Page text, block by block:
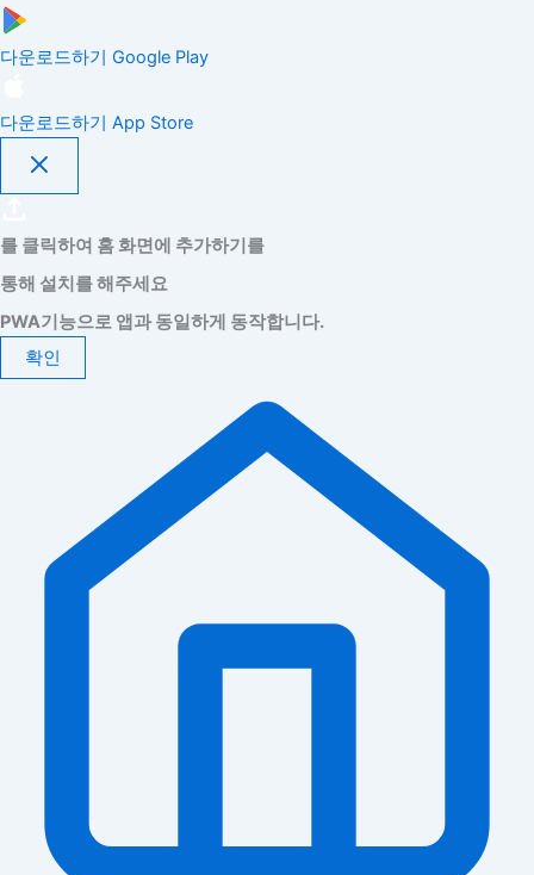
다운로드하기 Google Play
다운로드하기 App Store
를 클릭하여 홈 화면에 추가하기를
통해 설치를 해주세요
PWA기능으로 앱과 동일하게 동작합니다.
확인